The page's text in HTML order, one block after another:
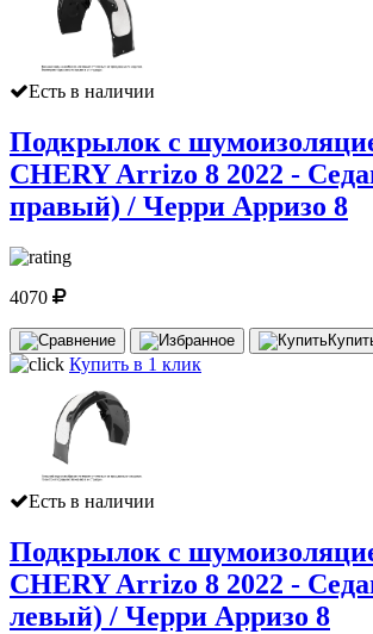
Есть в наличии
Подкрылок с
CHERY Arrizo 8 2022 -
правый) / Черри Арризо 8
4070
Купить в 1 клик
Есть в наличии
Подкрылок с
CHERY Arrizo 8 2022 -
левый) / Черри Арризо 8